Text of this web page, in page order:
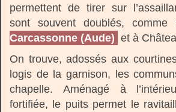
permettent de tirer sur
sont souvent doublés, comme
Carcassonne (Aude) et à
On trouve, adossés aux
logis de la garnison, les
chapelle. Aménagé à
fortifiée, le puits permet le